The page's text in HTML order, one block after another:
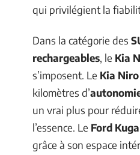
qui privilégient la
Dans la catégorie des
rechargeables, le Kia
s’imposent. Le Kia Niro
kilomètres d’
un vrai plus pour
l’essence. Le Ford Kuga
grâce à son espace